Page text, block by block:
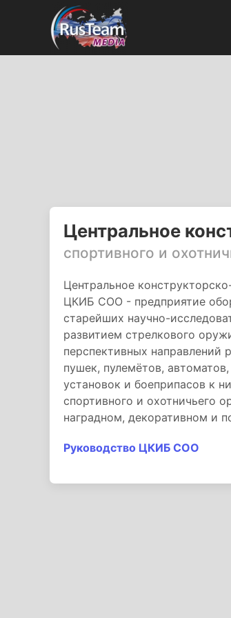
Центральное
спортивного и
Центральное
ЦКИБ СОО - предприятие
старейших научно-
развитием стрелкового
перспективных направлений
пушек, пулемётов,
установок и боеприпасов к
спортивного и охотничьего
наградном, декоративном и
Руководство ЦКИБ СОО